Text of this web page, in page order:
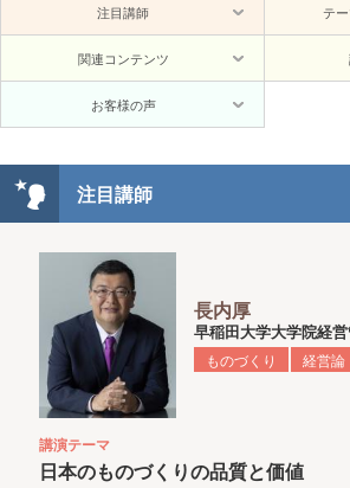
注目講師 テ
関連コンテンツ
お客様の声
注目講師
長内厚
早稲田大学大学院経
ものづくり 経営論
講演テーマ
日本のものづくりの品質と価値